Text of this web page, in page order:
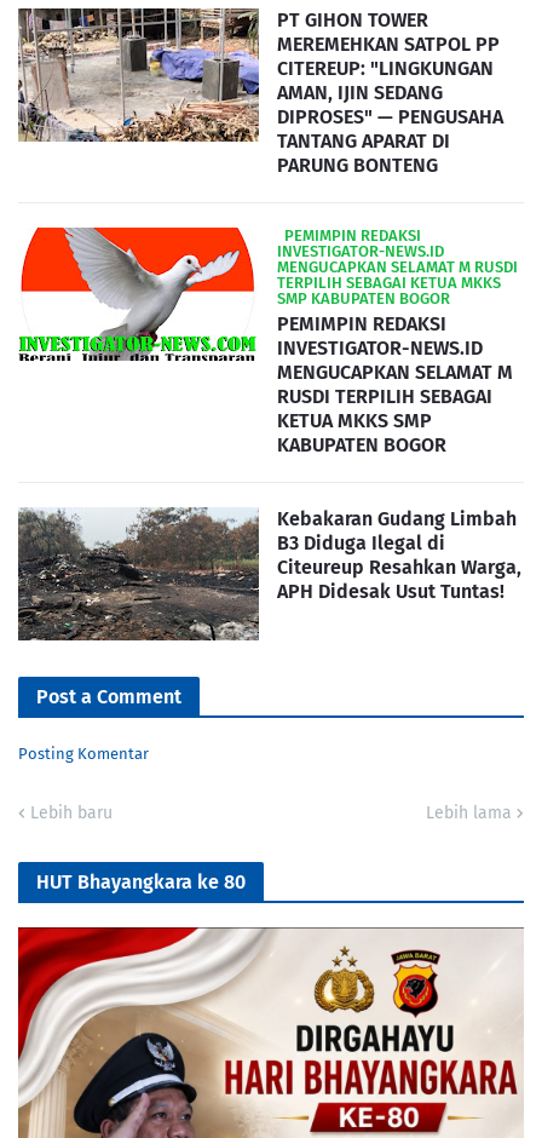
PT GIHON TOWER
MEREMEHKAN SATPOL PP
CITEREUP: "LINGKUNGAN
AMAN, IJIN SEDANG
DIPROSES" — PENGUSAHA
TANTANG APARAT DI
PARUNG BONTENG
‎ ‎ ‎PEMIMPIN REDAKSI
INVESTIGATOR-NEWS.ID
MENGUCAPKAN SELAMAT M RUSDI
TERPILIH SEBAGAI KETUA MKKS
SMP KABUPATEN BOGOR
PEMIMPIN REDAKSI
INVESTIGATOR-NEWS.ID
MENGUCAPKAN SELAMAT M
RUSDI TERPILIH SEBAGAI
KETUA MKKS SMP
KABUPATEN BOGOR
Kebakaran Gudang Limbah
B3 Diduga Ilegal di
Citeureup Resahkan Warga,
APH Didesak Usut Tuntas!
Post a Comment
Posting Komentar
Lebih baru Lebih lama
HUT Bhayangkara ke 80